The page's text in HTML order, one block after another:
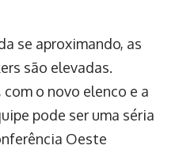
se aproximando, as
são elevadas.
o novo elenco e a
pode ser uma séria
Oeste